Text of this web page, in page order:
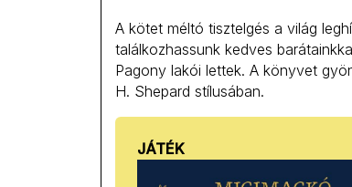
A kötet méltó tisztelgés a világ
találkozhassunk kedves
Pagony lakói lettek. A könyvet
H. Shepard stílusában.
JÁTÉK